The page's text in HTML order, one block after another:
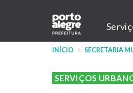
conteúdo
Main
navigation
INÍCIO SECRETARIA
SERVIÇOS